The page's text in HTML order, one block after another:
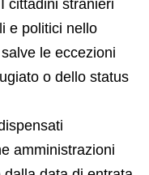
cittadini stranieri
e politici nello
le eccezioni
o dello status
amministrazioni